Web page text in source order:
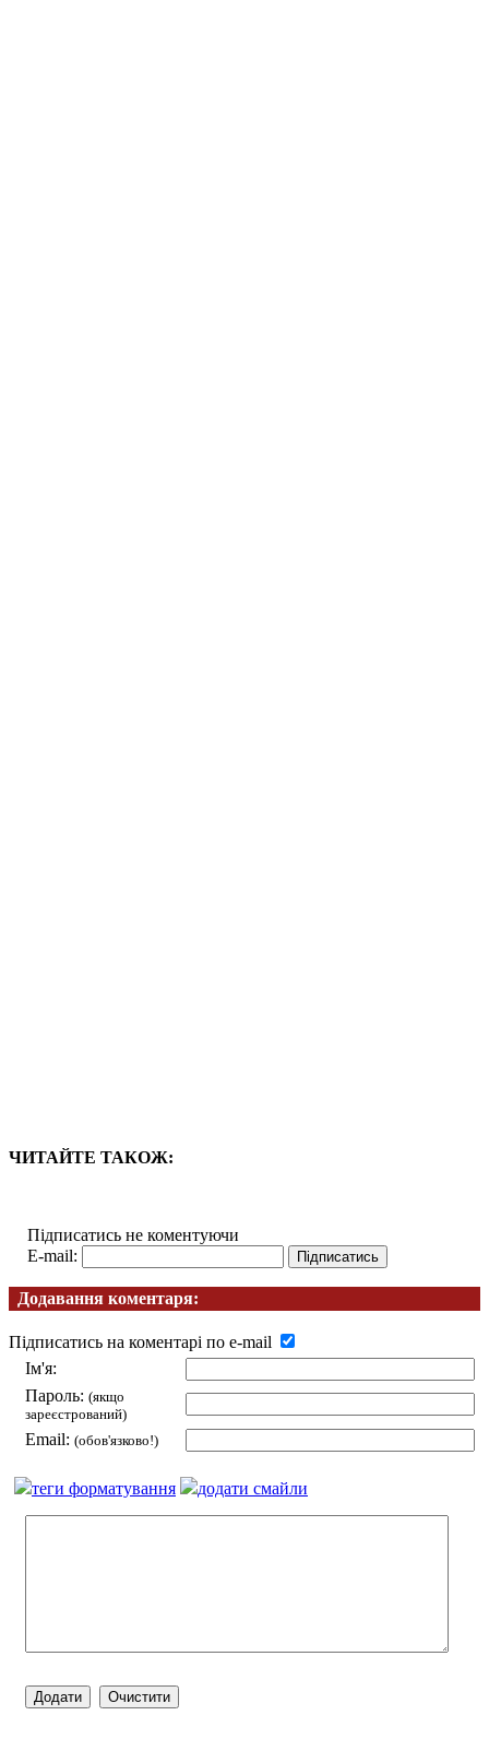
ЧИТАЙТЕ ТАКОЖ:
Підписатись не коментуючи
E-mail:
Додавання коментаря:
Підписатись на коментарі по e-mail
Ім'я:
Пароль: (якщо
зареєстрований)
Email: (обов'язково!)
теги форматування додати смайли